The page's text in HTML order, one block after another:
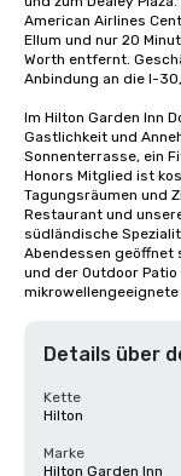
American Airlines
Ellum und nur 20
Worth entfernt.
Anbindung an die I-
Im Hilton Garden Inn
Gastlichkeit und
Sonnenterrasse, ein
Honors Mitglied ist
Tagungsräumen und
Restaurant und
südländische
Abendessen geöffnet
und der Outdoor
mikrowellengeeignete
Details über
Kette
Hilton
Marke
Hilton Garden Inn